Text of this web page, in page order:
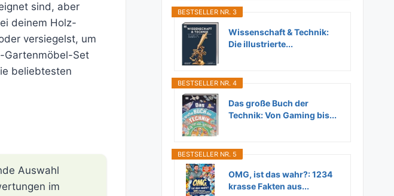
sind, aber
deinem Holz-
versiegelst, um
Gartenmöbel-Set
beliebtesten
Auswahl
im
BESTSELLER NR. 3
Wissenschaft & Technik:
Die illustrierte...
BESTSELLER NR. 4
Das große Buch der
Technik: Von Gaming bis...
BESTSELLER NR. 5
OMG, ist das wahr?: 1234
krasse Fakten aus...